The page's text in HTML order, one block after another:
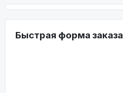
Быстрая форма заказа